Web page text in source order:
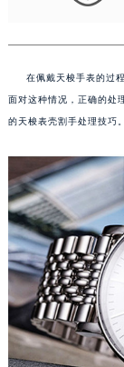
在佩戴天梭手表的过
面对这种情况，正确的处
的天梭表壳割手处理技巧。